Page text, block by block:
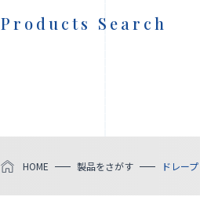
製品をさがす
Products Search
HOME 製品をさがす ドレープ